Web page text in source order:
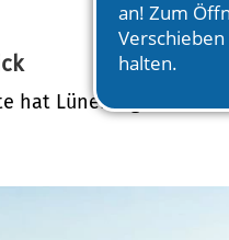
hat Lüneburg und